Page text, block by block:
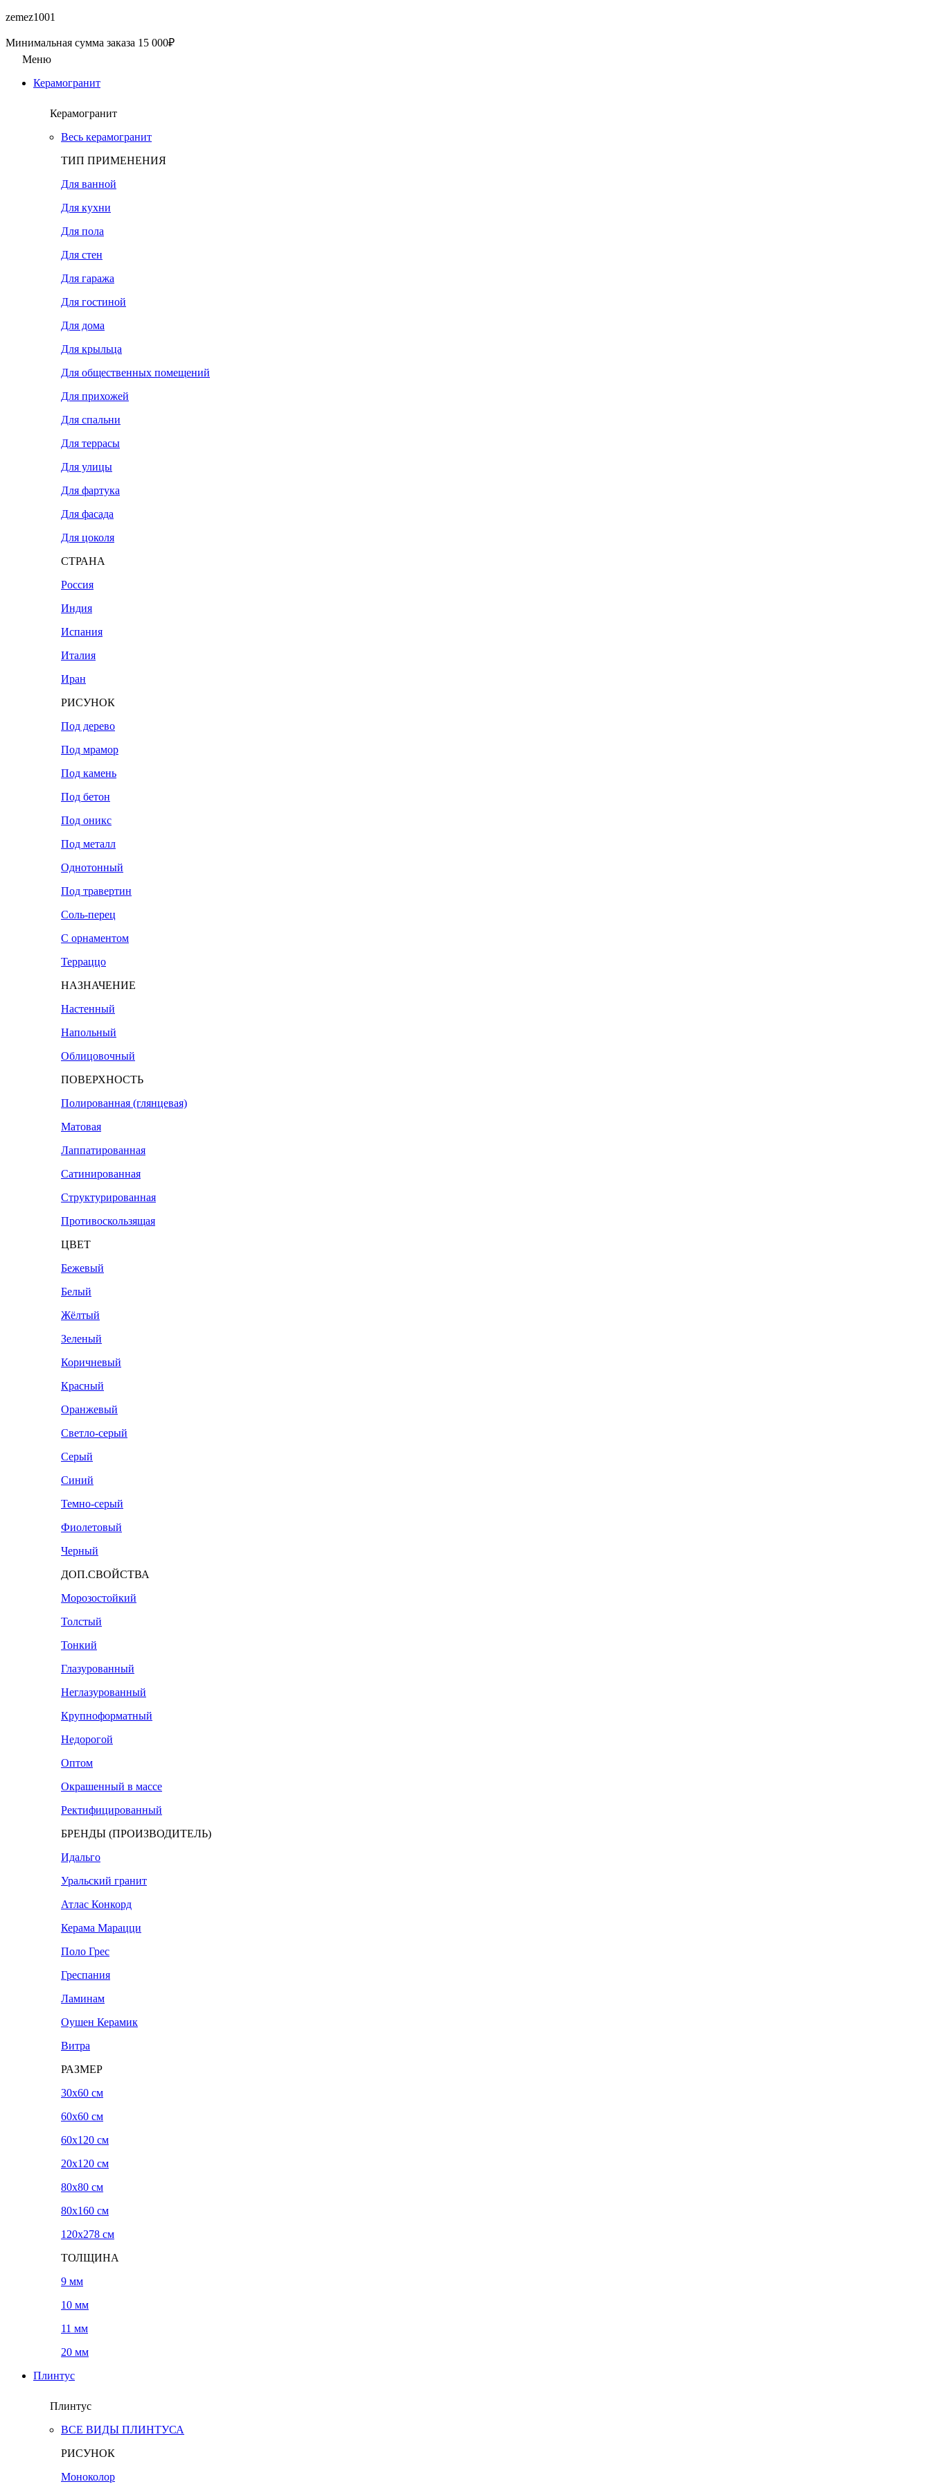
zemez1001
Минимальная сумма заказа 15 000₽
Меню
Керамогранит
Керамогранит
Весь керамогранит
ТИП ПРИМЕНЕНИЯ
Для ванной
Для кухни
Для пола
Для стен
Для гаража
Для гостиной
Для дома
Для крыльца
Для общественных помещений
Для прихожей
Для спальни
Для террасы
Для улицы
Для фартука
Для фасада
Для цоколя
СТРАНА
Россия
Индия
Испания
Италия
Иран
РИСУНОК
Под дерево
Под мрамор
Под камень
Под бетон
Под оникс
Под металл
Однотонный
Под травертин
Соль-перец
С орнаментом
Терраццо
НАЗНАЧЕНИЕ
Настенный
Напольный
Облицовочный
ПОВЕРХНОСТЬ
Полированная (глянцевая)
Матовая
Лаппатированная
Сатинированная
Структурированная
Противоскользящая
ЦВЕТ
Бежевый
Белый
Жёлтый
Зеленый
Коричневый
Красный
Оранжевый
Светло-серый
Серый
Синий
Темно-серый
Фиолетовый
Черный
ДОП.СВОЙСТВА
Морозостойкий
Толстый
Тонкий
Глазурованный
Неглазурованный
Крупноформатный
Недорогой
Оптом
Окрашенный в массе
Ректифицированный
БРЕНДЫ (ПРОИЗВОДИТЕЛЬ)
Идальго
Уральский гранит
Атлас Конкорд
Керама Марацци
Поло Грес
Греспания
Ламинам
Оушен Керамик
Витра
РАЗМЕР
30x60 см
60x60 см
60x120 см
20х120 см
80x80 см
80x160 см
120х278 см
ТОЛЩИНА
9 мм
10 мм
11 мм
20 мм
Плинтус
Плинтус
ВСЕ ВИДЫ ПЛИНТУСА
РИСУНОК
Моноколор